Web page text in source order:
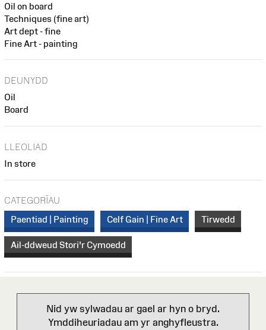
Oil on board
Techniques (fine art)
Art dept - fine
Fine Art - painting
DEUNYDD
Oil
Board
LLEOLIAD
In store
CATEGORÏAU
Paentiad | Painting
Celf Gain | Fine Art Tirwedd
Ail-ddweud Stori'r Cymoedd
Nid yw sylwadau ar gael ar hyn o bryd.
Ymddiheuriadau am yr anghyfleustra.